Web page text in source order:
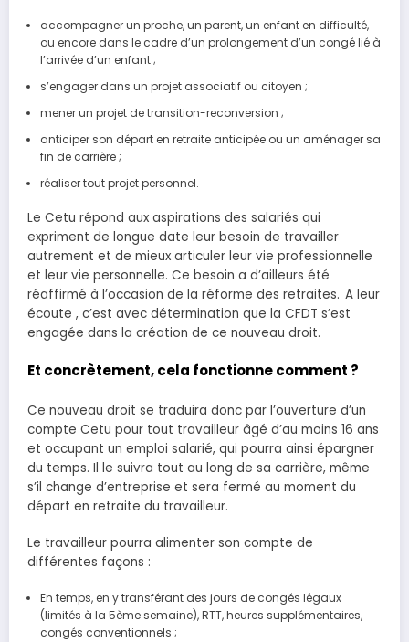
accompagner un proche, un parent, un enfant en difficulté,
ou encore dans le cadre d’un prolongement d’un congé lié à
l’arrivée d’un enfant ;
s’engager dans un projet associatif ou citoyen ;
mener un projet de transition-reconversion ;
anticiper son départ en retraite anticipée ou un aménager sa
fin de carrière ;
réaliser tout projet personnel.
Le Cetu répond aux aspirations des salariés qui
expriment de longue date leur besoin de travailler
autrement et de mieux articuler leur vie professionnelle
et leur vie personnelle. Ce besoin a d’ailleurs été
réaffirmé à l’occasion de la réforme des retraites. A leur
écoute , c’est avec détermination que la CFDT s’est
engagée dans la création de ce nouveau droit.
Et concrètement, cela fonctionne comment ?
Ce nouveau droit se traduira donc par l’ouverture d’un
compte Cetu pour tout travailleur âgé d’au moins 16 ans
et occupant un emploi salarié, qui pourra ainsi épargner
du temps. Il le suivra tout au long de sa carrière, même
s’il change d’entreprise et sera fermé au moment du
départ en retraite du travailleur.
Le travailleur pourra alimenter son compte de
différentes façons :
En temps, en y transférant des jours de congés légaux
(limités à la 5ème semaine), RTT, heures supplémentaires,
congés conventionnels ;